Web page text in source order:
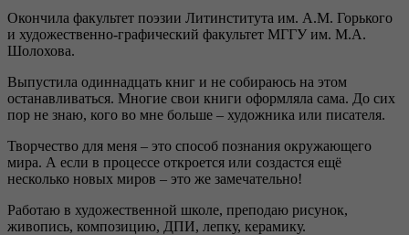
Окончила факультет поэзии Литинститута им. А.М. Горького
и художественно-графический факультет МГГУ им. М.А.
Шолохова.
Выпустила одиннадцать книг и не собираюсь на этом
останавливаться. Многие свои книги оформляла сама. До сих
пор не знаю, кого во мне больше – художника или писателя.
Творчество для меня – это способ познания окружающего
мира. А если в процессе откроется или создастся ещё
несколько новых миров – это же замечательно!
Работаю в художественной школе, преподаю рисунок,
живопись, композицию, ДПИ, лепку, керамику.